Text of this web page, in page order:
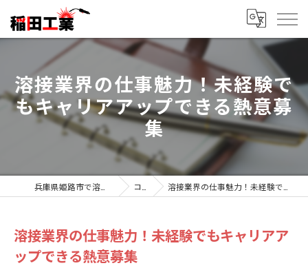
溶接業界の仕事魅力！未経験で
もキャリアアップできる熱意募
集
コラム 溶接業界の仕事魅力！未経験でもキャリアアップできる熱意募集
溶接業界の仕事魅力！未経験でもキャリアア
ップできる熱意募集